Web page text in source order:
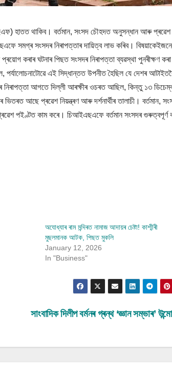
হাতত থাকিব। বৰ্তমান, সংসদ চৌহদত অনুসন্ধান আৰু প্ৰৱেশ
সমগ্ৰ সংসদৰ নিৰাপত্তাৰ দায়িত্ব লাভ কৰিব।
কৰাৰ ঘটনাৰ পিছত সংসদৰ নিৰাপত্তা ব্যৱস্থা পুনৰীক্ষণ কৰা
এই সিদ্ধান্তত উপনীত হৈছিল যে দেশৰ
নিৰাপত্তা আগতে দিল্লী আৰক্ষীৰ ওচৰত আছিল, কিন্তু ১৩
আছে প্ৰৱেশ নিয়ন্ত্ৰণ আৰু দৰ্শনাৰ্থীৰ তালাচী। বৰ্তমান,
পইণ্টত কাম কৰে। চিআইএছএফে বৰ্তমান সংসদৰ গুৰুত্বপূৰ্ণ
অযোধ্যাৰ ৰাম মন্দিৰত নামাজ আদায়ৰ চেষ্টা! কাশ্মীৰী
মুছলমানক আটক, পিছত মুকলি
January 12, 2026
In "Business"
সাংবাদিক দিলীপ বৰ্মনৰ গ্ৰন্থ ‘জ্ঞান সম্ভাৰ’